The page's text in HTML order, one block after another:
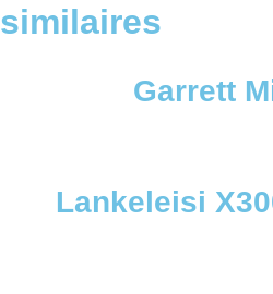
Garrett
Lankeleisi